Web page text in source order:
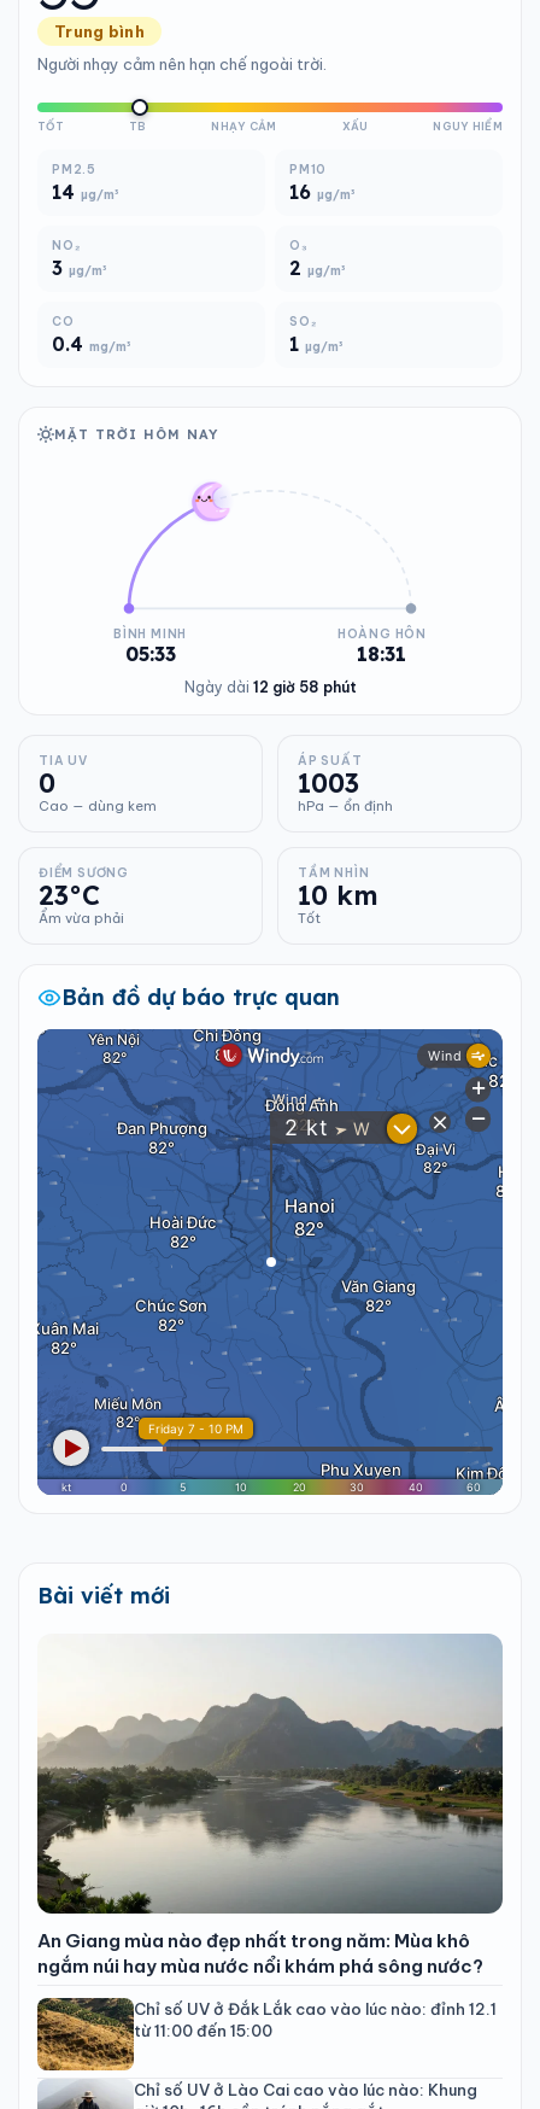
Trung bình
Người nhạy cảm nên hạn chế ngoài trời.
TỐT TB NHẠY CẢM XẤU NGUY HIỂM
PM2.5
14 µg/m³
PM10
16 µg/m³
NO₂
3 µg/m³
O₃
2 µg/m³
CO
0.4 mg/m³
SO₂
1 µg/m³
MẶT TRỜI HÔM NAY
BÌNH MINH
05:33
HOÀNG HÔN
18:31
Ngày dài 12 giờ 58 phút
TIA UV
0
Cao — dùng kem
ÁP SUẤT
1003
hPa — ổn định
ĐIỂM SƯƠNG
23°C
Ẩm vừa phải
TẦM NHÌN
10 km
Tốt
Bản đồ dự báo trực quan
Bài viết mới
An Giang mùa nào đẹp nhất trong năm: Mùa khô
ngắm núi hay mùa nước nổi khám phá sông nước?
Chỉ số UV ở Đắk Lắk cao vào lúc nào: đỉnh 12.1
từ 11:00 đến 15:00
Chỉ số UV ở Lào Cai cao vào lúc nào: Khung